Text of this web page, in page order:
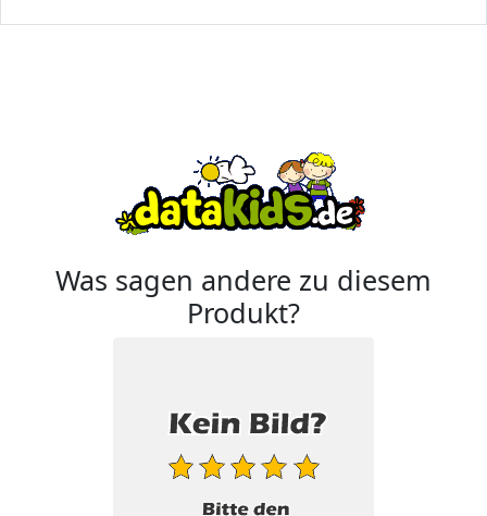
Was sagen andere zu diesem
Produkt?